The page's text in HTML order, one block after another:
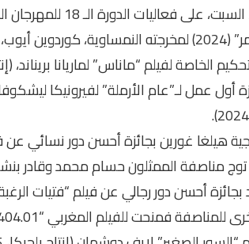
أسدل الستار، مساء
الكبرى.
الخاصة لفيلم “ماناس” لماريانا بريناند،
جائزة أول عمل لـ”عام الأرملة” لفيرونيكا
هيلغا غورين بجائزة أحسن دور نسائي عن
2024)، فيما توج مناصفة الممثلون حسام
أحسن دور رجالي عن فيلم “فتيات الرغبة”